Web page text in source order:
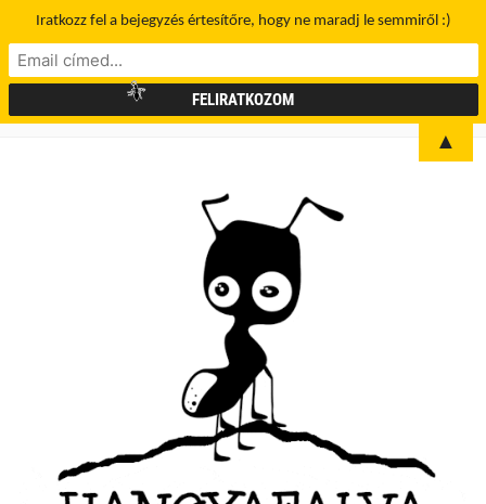
Iratkozz fel a bejegyzés értesítőre, hogy ne maradj le semmiről :)
▲